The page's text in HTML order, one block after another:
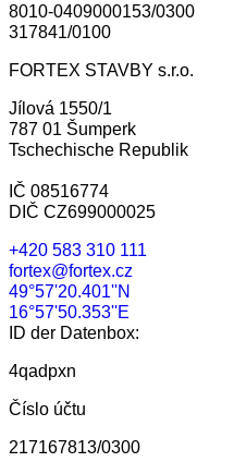
8010-0409000153/0300
317841/0100
FORTEX STAVBY s.r.o.
Jílová 1550/1
787 01 Šumperk
Tschechische Republik
IČ 08516774
DIČ CZ699000025
+420 583 310 111
fortex@fortex.cz
49°57'20.401''N
16°57'50.353''E
ID der Datenbox:
4qadpxn
Číslo účtu
217167813/0300